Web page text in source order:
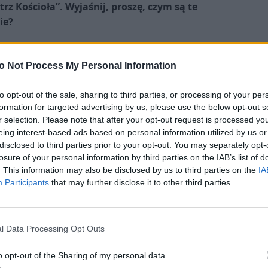
Not Process My Personal Information
opt-out of the sale, sharing to third parties, or processing of your
for targeted advertising by us, please use the below opt-out
selection. Please note that after your opt-out request is processed
interest-based ads based on personal information utilized by us
to third parties prior to your opt-out. You may separately
of your personal information by third parties on the IAB’s list of
This information may also be disclosed by us to third parties on the
Participants that may further disclose it to other third parties.
Data Processing Opt Outs
opt-out of the Sharing of my personal data.
Kościoła”. Wyjaśnij, proszę, czym są te
terminu
charyzmatyłączone są z Trzecią Osobą Trójcy
jest tym Bogiem, który jest nie tylko ponad nami
Paweł postawił na szczycie darów duchowych
się o dary duchowe, szczególnie zaś o dar
pierwszym skojarzeniem, gdy mowa jest o
Zarówno poza Kościołem katolickim, jak i w nim
że Duch Święty udziela tych samych darów,
darze proroctwa lub o mówieniu językami. Poza
zielonoświątkowe, są jedną z największych
to, co duchowe, niewidzialne, a jednocześnie
na dalszy plan.
dzieli rozeznawanie darów